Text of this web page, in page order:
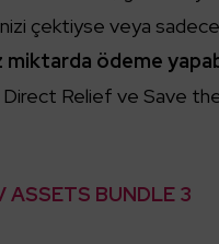
çektiyse veya
ödeme
Relief ve Save the
ASSETS BUNDLE 3